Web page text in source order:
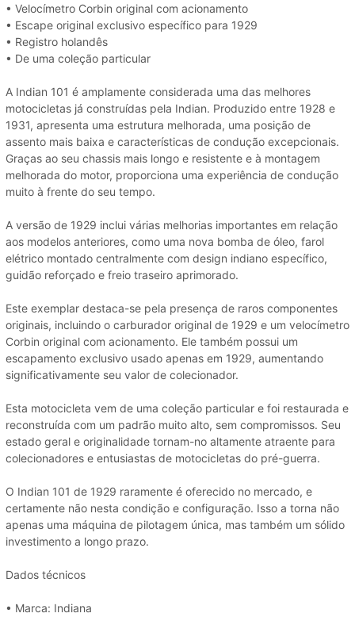
• Velocímetro Corbin original com acionamento
• Escape original exclusivo específico para 1929
• Registro holandês
• De uma coleção particular
A Indian 101 é amplamente considerada uma das melhores
motocicletas já construídas pela Indian. Produzido entre 1928 e
1931, apresenta uma estrutura melhorada, uma posição de
assento mais baixa e características de condução excepcionais.
Graças ao seu chassis mais longo e resistente e à montagem
melhorada do motor, proporciona uma experiência de condução
muito à frente do seu tempo.
A versão de 1929 inclui várias melhorias importantes em relação
aos modelos anteriores, como uma nova bomba de óleo, farol
elétrico montado centralmente com design indiano específico,
guidão reforçado e freio traseiro aprimorado.
Este exemplar destaca-se pela presença de raros componentes
originais, incluindo o carburador original de 1929 e um velocímetro
Corbin original com acionamento. Ele também possui um
escapamento exclusivo usado apenas em 1929, aumentando
significativamente seu valor de colecionador.
Esta motocicleta vem de uma coleção particular e foi restaurada e
reconstruída com um padrão muito alto, sem compromissos. Seu
estado geral e originalidade tornam-no altamente atraente para
colecionadores e entusiastas de motocicletas do pré-guerra.
O Indian 101 de 1929 raramente é oferecido no mercado, e
certamente não nesta condição e configuração. Isso a torna não
apenas uma máquina de pilotagem única, mas também um sólido
investimento a longo prazo.
Dados técnicos
• Marca: Indiana